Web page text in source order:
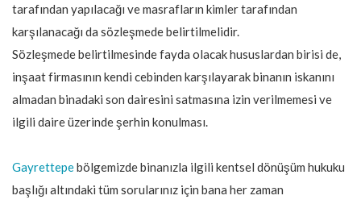
tarafından yapılacağı ve masrafların kimler tarafından
karşılanacağı da sözleşmede belirtilmelidir.
Sözleşmede belirtilmesinde fayda olacak hususlardan birisi de,
inşaat firmasının kendi cebinden karşılayarak binanın iskanını
almadan binadaki son dairesini satmasına izin verilmemesi ve
ilgili daire üzerinde şerhin konulması.
Gayrettepebölgemizde binanızla ilgili kentsel dönüşüm hukuku
başlığı altındaki tüm sorularınız için bana her zaman